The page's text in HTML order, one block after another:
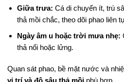
Giữa trưa: Cá di chuyển ít, trú
thả mồi chắc, theo dõi phao liên
Ngày âm u hoặc trời mưa nhẹ:
thả nổi hoặc lửng.
Quan sát phao, bề mặt nước và
vị trí và độ sâu thả mồi phù hợp.